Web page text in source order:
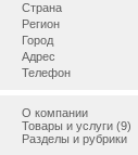
Страна
Регион
Город
Адрес
Телефон
О компании
Товары и услуги (9)
Разделы и рубрики